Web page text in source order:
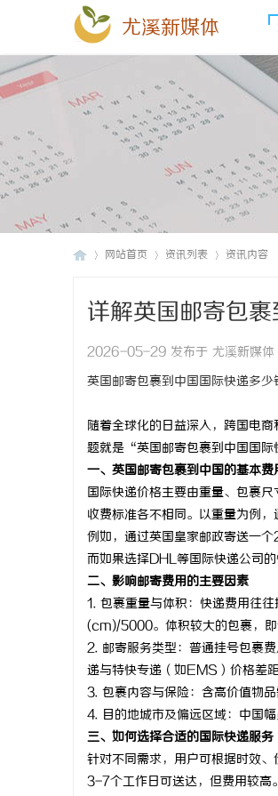
尤溪新媒体
网站首页 资讯列表 资讯内容
详解英国邮寄包
2026-05-29 发布于 尤溪新媒体
英国邮寄包裹到中国国际快递多少
随着全球化的日益深入，跨国电
题就是“英国邮寄包裹到中国国际
一、英国邮寄包裹到中国的基本费
国际快递价格主要由重量、包裹
收费标准各不相同。以重量为例
例如，通过英国皇家邮政寄送一
而如果选择DHL等国际快递公司
二、影响邮寄费用的主要因素
1. 包裹重量与体积：快递费用往
(cm)/5000。体积较大的包裹，即
2. 邮寄服务类型：普通挂号包裹
递与特快专递（如EMS）价格差距
3. 包裹内容与保险：含高价值物
4. 目的地城市及偏远区域：中国
三、如何选择合适的国际快递服务
针对不同需求，用户可根据时效
3-7个工作日可送达，但费用较高。